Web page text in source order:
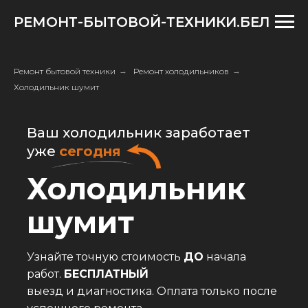
РЕМОНТ-БЫТОВОЙ-ТЕХНИКИ.БЕЛ
Ремонт бытовой техники → Ремонт холодильников →
Холодильник шумит
Холодильник
шумит
Узнайте точную стоимость ДО начала
работ. БЕСПЛАТНЫЙ
выезд и диагностика. Оплата только после
Ваш холодильник заработает
уже сегодня